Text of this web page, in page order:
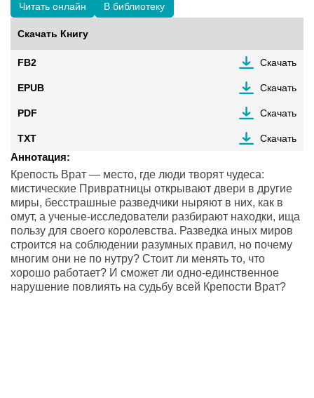
Читать онлайн В библиотеку
Скачать Книгу
FB2 Скачать
EPUB Скачать
PDF Скачать
TXT Скачать
Аннотация:
Крепость Врат — место, где люди творят чудеса:
мистические Привратницы открывают двери в другие
миры, бесстрашные разведчики ныряют в них, как в
омут, а ученые-исследователи разбирают находки, ища
пользу для своего королевства. Разведка иных миров
строится на соблюдении разумных правил, но почему
многим они не по нутру? Стоит ли менять то, что
хорошо работает? И сможет ли одно-единственное
нарушение повлиять на судьбу всей Крепости Врат?